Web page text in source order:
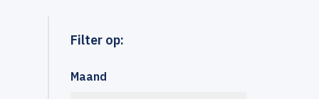
Filter op:
Maand